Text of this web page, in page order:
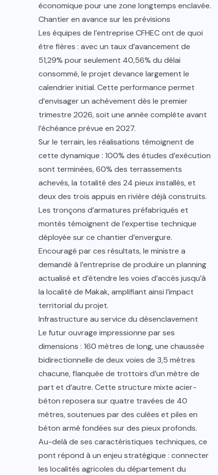
économique pour une zone longtemps enclavée.
Chantier en avance sur les prévisions
Les équipes de l’entreprise CFHEC ont de quoi
être fières : avec un taux d’avancement de
51,29% pour seulement 40,56% du délai
consommé, le projet devance largement le
calendrier initial. Cette performance permet
d’envisager un achèvement dès le premier
trimestre 2026, soit une année complète avant
l’échéance prévue en 2027.
Sur le terrain, les réalisations témoignent de
cette dynamique : 100% des études d’exécution
sont terminées, 60% des terrassements
achevés, la totalité des 24 pieux installés, et
deux des trois appuis en rivière déjà construits.
Les tronçons d’armatures préfabriqués et
montés témoignent de l’expertise technique
déployée sur ce chantier d’envergure.
Encouragé par ces résultats, le ministre a
demandé à l’entreprise de produire un planning
actualisé et d’étendre les voies d’accès jusqu’à
la localité de Makak, amplifiant ainsi l’impact
territorial du projet.
Infrastructure au service du désenclavement
Le futur ouvrage impressionne par ses
dimensions : 160 mètres de long, une chaussée
bidirectionnelle de deux voies de 3,5 mètres
chacune, flanquée de trottoirs d’un mètre de
part et d’autre. Cette structure mixte acier-
béton reposera sur quatre travées de 40
mètres, soutenues par des culées et piles en
béton armé fondées sur des pieux profonds.
Au-delà de ses caractéristiques techniques, ce
pont répond à un enjeu stratégique : connecter
les localités agricoles du département du